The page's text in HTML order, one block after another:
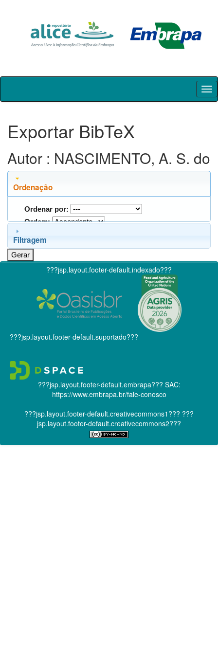
Skip
Exportar BibTeX
Autor : NASCIMENTO, A. S. do
Ordenação
Ordenar por:
Ordem:
Filtragem
???jsp.layout.footer-default.indexado???
???jsp.layout.footer-default.suportado???
???jsp.layout.footer-default.embrapa??? SAC:
https://www.embrapa.br/fale-conosco
???jsp.layout.footer-default.creativecommons1??? ???
jsp.layout.footer-default.creativecommons2???